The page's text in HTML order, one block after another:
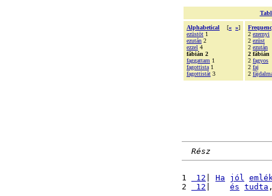
Alphabetical [« »]
ezüstöt 1
ezután 2
ezzel 4
fábián 2
faggattam 1
fagottista 1
fagottistát 3
2 ezernyi
2 ezüst
2 ezután
2 fábián
2 fagyos
2 faj
2
Rész
1 12 Ha jól
2
12 és tudta